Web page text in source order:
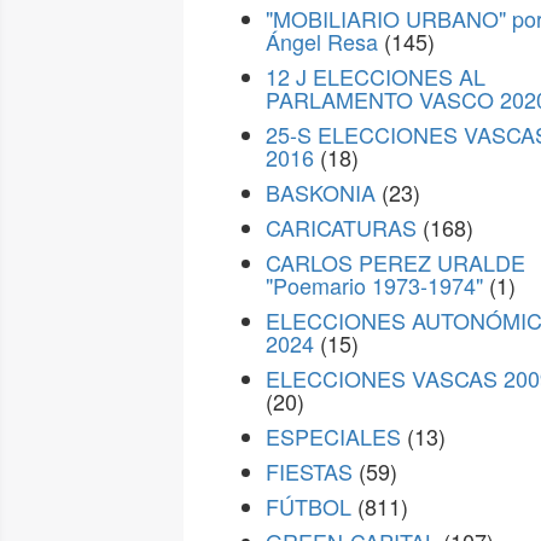
"MOBILIARIO URBANO"
Ángel Resa (145)
12 J ELECCIONES AL
PARLAMENTO VASCO
25-S ELECCIONES
2016 (18)
BASKONIA (23)
CARICATURAS (168)
CARLOS PEREZ URALDE
"Poemario 1973-1974" (1)
ELECCIONES
2024 (15)
ELECCIONES VASCAS
(20)
ESPECIALES (13)
FIESTAS (59)
FÚTBOL (811)